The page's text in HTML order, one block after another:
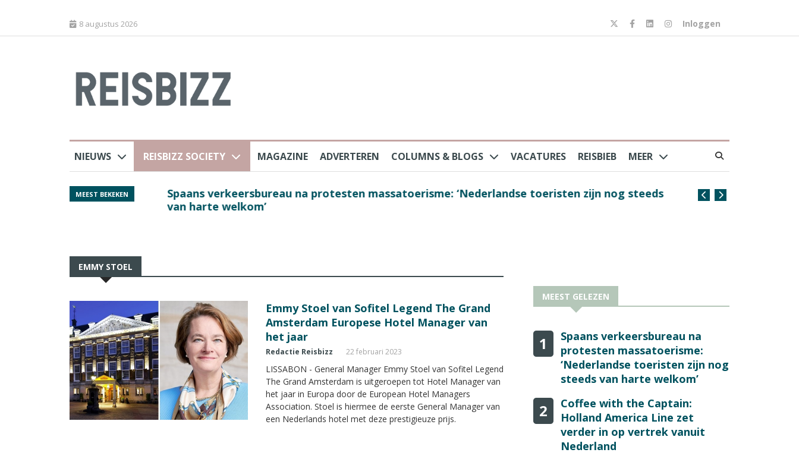
8 augustus 2026 Inloggen
NIEUWS REISBIZZ SOCIETY MAGAZINE ADVERTEREN COLUMNS & BLOGS VACATURES REISBIEB MEER
MEEST BEKEKEN
Spaans verkeersbureau na protesten massatoerisme: ‘Nederlandse toeristen zijn nog steeds
van harte welkom’
Coffee with the
EMMY STOEL
Emmy Stoel van Sofitel Legend The Grand
Amsterdam Europese Hotel Manager van
het jaar
Redactie Reisbizz 22 februari 2023
LISSABON - General Manager Emmy Stoel van Sofitel Legend
The Grand Amsterdam is uitgeroepen tot Hotel Manager van
het jaar in Europa door de European Hotel Managers
Association. Stoel is hiermee de eerste General Manager van
een Nederlands hotel met deze prestigieuze prijs.
MEEST GELEZEN
1
Spaans verkeersbureau na
protesten massatoerisme:
‘Nederlandse toeristen zijn nog
steeds van harte welkom’
2
Coffee with the Captain:
Holland America Line zet
verder in op vertrek vanuit
Nederland